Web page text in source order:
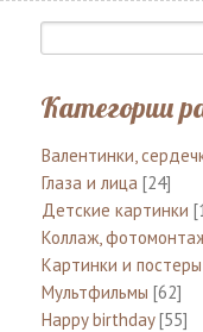
Категории
Валентинки,
Глаза и лица [24]
Детские картинки
Коллаж,
Картинки и постеры
Мультфильмы [62]
Happy birthday [55]